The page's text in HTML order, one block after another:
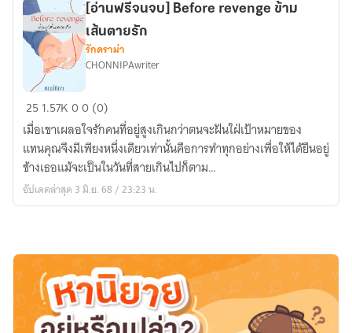
ตาม
(อ่าน
ฟรี
19/10/68)
[อ่าน
ฟรี
จนจบ]
Before
revenge
ข้าม
รัก
[อ่านฟรีจนจบ] Before revenge ข้าม
เส้นตายรัก
รักดราม่า
CHONNIPAwriter
25 1.57K00 (0)
เมื่อเขาเผลอใจรักคนที่อยู่สูงเกินกว่าตนจะฝันใฝ่เป้าหมายของ
แทนคุณจึงมีเพียงหนึ่งเดียวเท่านั้นคือการทำทุกอย่างเพื่อให้ได้ยืนอยู่
ข้างเธอแม้จะเป็นในวันที่สายเกินไปก็ตาม…
อัปเดตล่าสุด 3 มิ.ย. 68 / 23:23 น.